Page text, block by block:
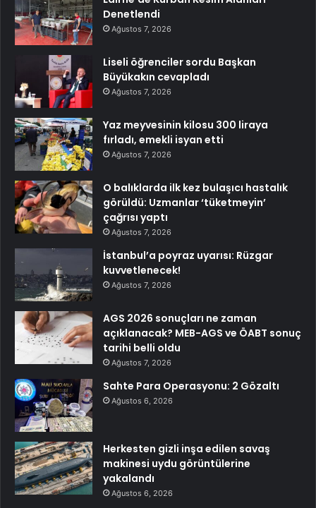
Denetlendi
Ağustos 7, 2026
Liseli öğrenciler sordu Başkan
Büyükakın cevapladı
Ağustos 7, 2026
Yaz meyvesinin kilosu 300 liraya
fırladı, emekli isyan etti
Ağustos 7, 2026
O balıklarda ilk kez bulaşıcı hastalık
görüldü: Uzmanlar ‘tüketmeyin’
çağrısı yaptı
Ağustos 7, 2026
İstanbul’a poyraz uyarısı: Rüzgar
kuvvetlenecek!
Ağustos 7, 2026
AGS 2026 sonuçları ne zaman
açıklanacak? MEB-AGS ve ÖABT sonuç
tarihi belli oldu
Ağustos 7, 2026
Sahte Para Operasyonu: 2 Gözaltı
Ağustos 6, 2026
Herkesten gizli inşa edilen savaş
makinesi uydu görüntülerine
yakalandı
Ağustos 6, 2026